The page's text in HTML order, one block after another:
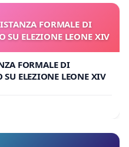
FORMALE DI
SU ELEZIONE LEONE XIV
FORMALE DI
ELEZIONE LEONE XIV